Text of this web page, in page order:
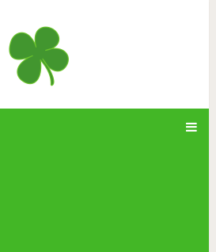
почему умным и